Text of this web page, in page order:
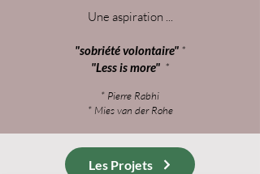
Une aspiration ...
"sobriété volontaire" *
"Less is more" *
* Pierre Rabhi
* Mies van der Rohe
Les Projets